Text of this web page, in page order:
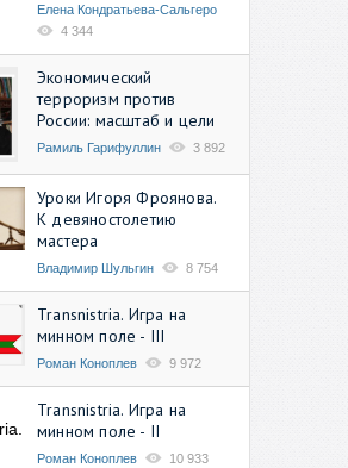
Елена Кондратьева-Сальгеро
4 344
Экономический
терроризм против
России: масштаб и цели
Рамиль Гарифуллин 3 892
Уроки Игоря Фроянова.
К девяностолетию
мастера
Владимир Шульгин 8 754
Transnistria. Игра на
минном поле - III
Роман Коноплев 9 972
Transnistria. Игра на
минном поле - II
Роман Коноплев 10 933